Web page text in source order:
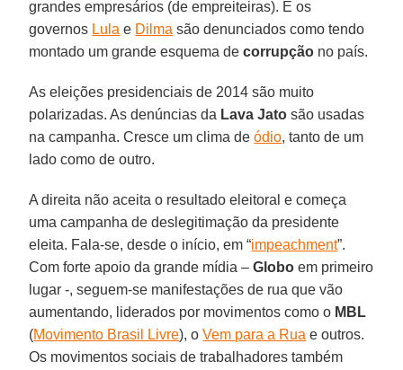
grandes empresários (de empreiteiras). E os
governos Lula e Dilma são denunciados como tendo
montado um grande esquema decorrupção no país.
As eleições presidenciais de 2014 são muito
polarizadas. As denúncias da Lava Jato são usadas
na campanha. Cresce um clima deódio, tanto de um
lado como de outro.
A direita não aceita o resultado eleitoral e começa
uma campanha de deslegitimação da presidente
eleita. Fala-se, desde o início, em “impeachment”.
Com forte apoio da grande mídia –Globo em primeiro
lugar -, seguem-se manifestações de rua que vão
aumentando, liderados por movimentos como o MBL
(Movimento Brasil Livre), oVem para a Rua e outros.
Os movimentos sociais de trabalhadores também